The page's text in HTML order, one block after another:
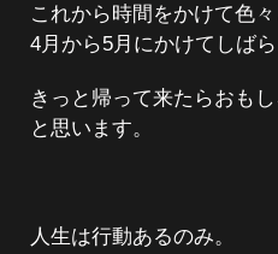
これから時間をかけて色
4月から5月にかけてしば
きっと帰って来たらおも
と思います。
人生は行動あるのみ。